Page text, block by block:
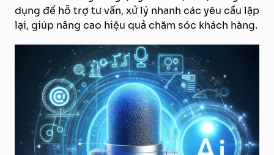
dụng để hỗ trợ tư vấn, xử lý nhanh các yêu cầu lặp
lại, giúp nâng cao hiệu quả chăm sóc khách hàng.